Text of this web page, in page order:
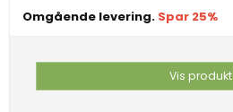
Omgående levering. Spar 25%
Vis produkt